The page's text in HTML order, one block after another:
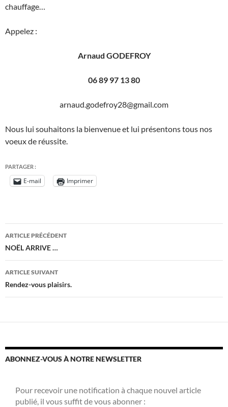
chauffage…
Appelez :
Arnaud GODEFROY
06 89 97 13 80
arnaud.godefroy28@gmail.com
Nous lui souhaitons la bienvenue et lui présentons tous nos
voeux de réussite.
PARTAGER :
E-mail Imprimer
Navigation
des
articles
ARTICLE PRÉCÉDENT
NOËL ARRIVE …
ARTICLE SUIVANT
Rendez-vous plaisirs.
ABONNEZ-VOUS À NOTRE NEWSLETTER
Pour recevoir une notification à chaque nouvel article
publié, il vous suffit de vous abonner :